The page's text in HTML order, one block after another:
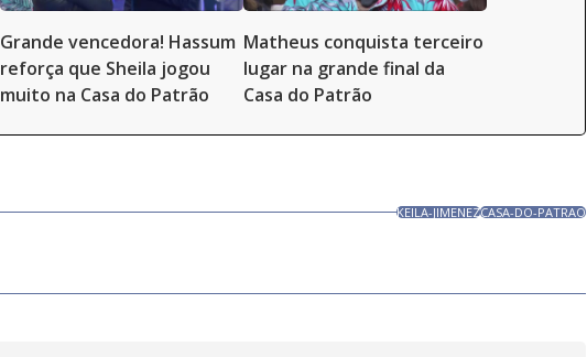
Grande vencedora! Hassum
reforça que Sheila jogou
muito na Casa do Patrão
Matheus conquista terceiro
lugar na grande final da
Casa do Patrão
KEILA-JIMENEZCASA-DO-PATRAO